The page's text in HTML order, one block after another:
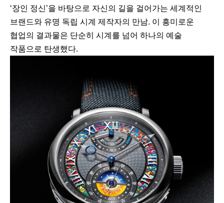
‘장인 정신’을 바탕으로 자신의 길을 걸어가는 세계적인
브랜드와 유명 독립 시계 제작자의 만남. 이 흥미로운
협업의 결과물은 단순히 시계를 넘어 하나의 예술
작품으로 탄생했다.